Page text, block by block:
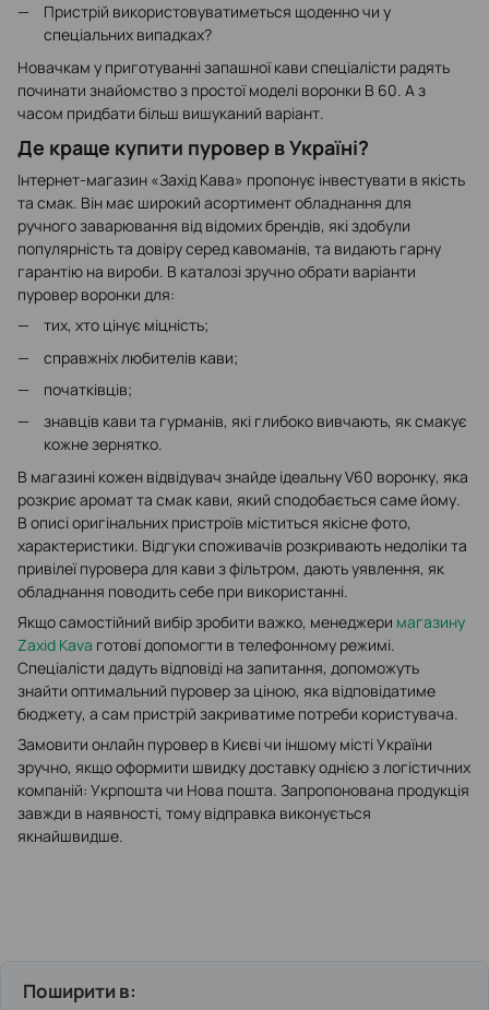
Пристрій використовуватиметься щоденно чи у
спеціальних випадках?
Новачкам у приготуванні запашної кави спеціалісти радять
починати знайомство з простої моделі воронки В 60. А з
часом придбати більш вишуканий варіант.
Де краще купити пуровер в Україні?
Інтернет-магазин «Захід Кава» пропонує інвестувати в якість
та смак. Він має широкий асортимент обладнання для
ручного заварювання від відомих брендів, які здобули
популярність та довіру серед кавоманів, та видають гарну
гарантію на вироби. В каталозі зручно обрати варіанти
пуровер воронки для:
тих, хто цінує міцність;
справжніх любителів кави;
початківців;
знавців кави та гурманів, які глибоко вивчають, як смакує
кожне зернятко.
В магазині кожен відвідувач знайде ідеальну V60 воронку, яка
розкриє аромат та смак кави, який сподобається саме йому.
В описі оригінальних пристроїв міститься якісне фото,
характеристики. Відгуки споживачів розкривають недоліки та
привілеї пуровера для кави з фільтром, дають уявлення, як
обладнання поводить себе при використанні.
Якщо самостійний вибір зробити важко, менеджери магазину
Zaxid Kava готові допомогти в телефонному режимі.
Спеціалісти дадуть відповіді на запитання, допоможуть
знайти оптимальний пуровер за ціною, яка відповідатиме
бюджету, а сам пристрій закриватиме потреби користувача.
Замовити онлайн пуровер в Києві чи іншому місті України
зручно, якщо оформити швидку доставку однією з логістичних
компаній: Укрпошта чи Нова пошта. Запропонована продукція
завжди в наявності, тому відправка виконується
якнайшвидше.
Поширити в: